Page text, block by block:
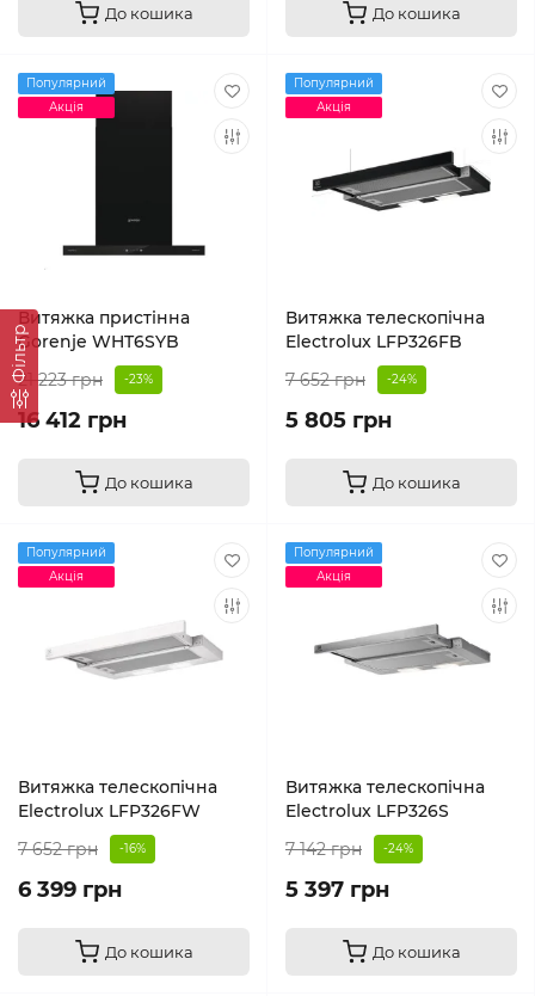
Фільтр
До кошика До кошика
Популярний
Акція
Витяжка пристінна
Gorenje WHT6SYB
21 223 грн
-23%
16 412 грн
До кошика
Популярний
Акція
Витяжка телескопічна
Electrolux LFP326FB
7 652 грн
-24%
5 805 грн
До кошика
Популярний
Акція
Витяжка телескопічна
Electrolux LFP326FW
7 652 грн
-16%
6 399 грн
До кошика
Популярний
Акція
Витяжка телескопічна
Electrolux LFP326S
7 142 грн
-24%
5 397 грн
До кошика